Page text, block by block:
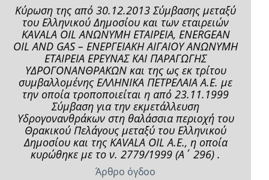
Κύρωση της από 30.12.2013 Σύμβασης μεταξύ
του Ελληνικού Δημοσίου και των εταιρειών
KAVALA OIL ΑΝΩΝΥΜΗ ΕΤΑΙΡΕΙΑ, ENERGEAN
OIL AND GAS – ΕΝΕΡΓΕΙΑΚΗ ΑΙΓΑΙΟΥ ΑΝΩΝΥΜΗ
ΕΤΑΙΡΕΙΑ ΕΡΕΥΝΑΣ ΚΑΙ ΠΑΡΑΓΩΓΗΣ
ΥΔΡΟΓΟΝΑΝΘΡΑΚΩΝ και της ως εκ τρίτου
συμβαλλομένης ΕΛΛΗΝΙΚΑ ΠΕΤΡΕΛΑΙΑ Α.Ε. με
την οποία τροποποιείται η από 23.11.1999
Σύμβαση για την εκμετάλλευση
Υδρογονανθράκων στη θαλάσσια περιοχή του
Θρακικού Πελάγους μεταξύ του Ελληνικού
Δημοσίου και της KAVALA OIL Α.Ε., η οποία
κυρώθηκε με το ν. 2779/1999 (Α΄ 296) .
Άρθρο όγδοο